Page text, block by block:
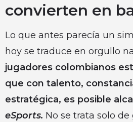
convierten en
Lo que antes parecía un
hoy se traduce en orgullo
jugadores colombianos
que con talento,
estratégica, es posible
eSports. No se trata solo